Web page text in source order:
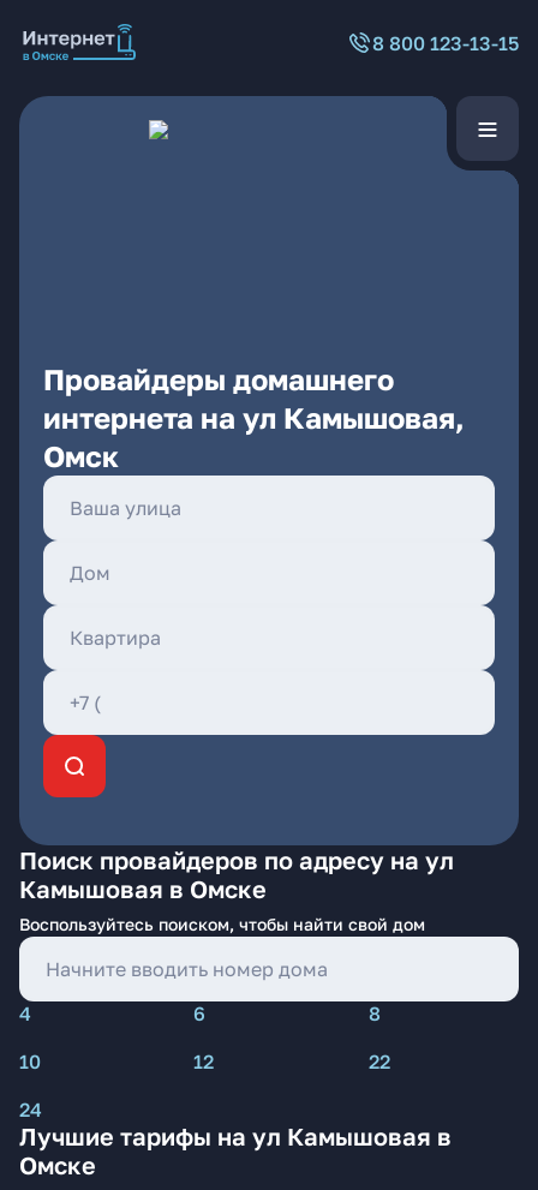
8 800 123-13-15
Провайдеры домашнего
интернета на ул Камышовая,
Омск
Поиск провайдеров по адресу на ул
Камышовая в Омске
Воспользуйтесь поиском, чтобы найти свой дом
4 6
8
10
12
22
24
Лучшие тарифы на ул Камышовая в
Омске